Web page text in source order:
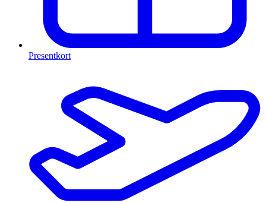
Presentkort